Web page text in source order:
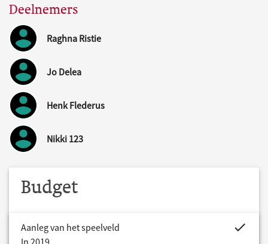
Deelnemers
Raghna Ristie
Jo Delea
Henk Flederus
Nikki 123
Budget
Aanleg van het speelveld
In 2019